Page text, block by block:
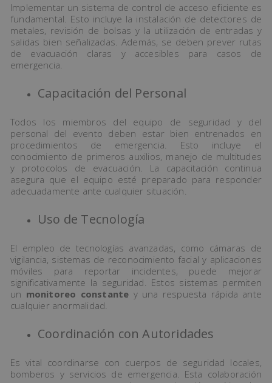
Implementar un sistema de control de acceso eficiente es
fundamental. Esto incluye la instalación de detectores de
metales, revisión de bolsas y la utilización de entradas y
salidas bien señalizadas. Además, se deben prever rutas
de evacuación claras y accesibles para casos de
emergencia.
Capacitación del Personal
Todos los miembros del equipo de seguridad y del
personal del evento deben estar bien entrenados en
procedimientos de emergencia. Esto incluye el
conocimiento de primeros auxilios, manejo de multitudes
y protocolos de evacuación. La capacitación continua
asegura que el equipo esté preparado para responder
adecuadamente ante cualquier situación.
Uso de Tecnología
El empleo de tecnologías avanzadas, como cámaras de
vigilancia, sistemas de reconocimiento facial y aplicaciones
móviles para reportar incidentes, puede mejorar
significativamente la seguridad. Estos sistemas permiten
un monitoreo constante y una respuesta rápida ante
cualquier anormalidad.
Coordinación con Autoridades
Es vital coordinarse con cuerpos de seguridad locales,
bomberos y servicios de emergencia. Esta colaboración